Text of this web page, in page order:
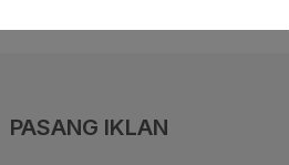
PASANG IKLAN